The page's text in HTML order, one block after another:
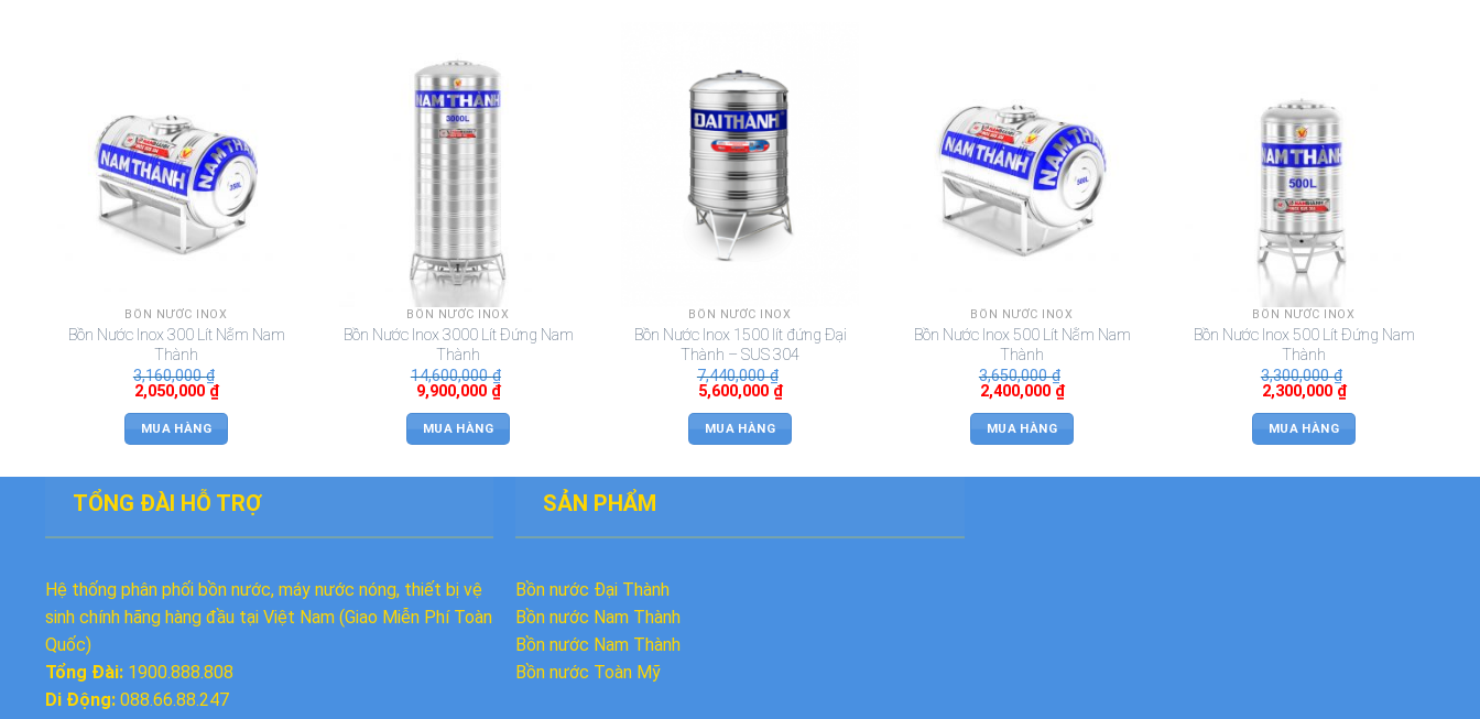
BỒN NƯỚC INOX
Bồn Nước Inox 300 Lít Nằm Nam
Thành
3,160,000₫
2,050,000 ₫
MUA HÀNG
BỒN NƯỚC INOX
Bồn Nước Inox 3000 Lít Đứng Nam
Thành
14,600,000₫
9,900,000 ₫
MUA HÀNG
BỒN NƯỚC INOX
Bồn Nước Inox 1500 lít đứng Đại
Thành – SUS 304
7,440,000₫
5,600,000 ₫
MUA HÀNG
BỒN NƯỚC INOX
Bồn Nước Inox 500 Lít Nằm Nam
Thành
3,650,000₫
2,400,000 ₫
MUA HÀNG
BỒN NƯỚC INOX
Bồn Nước Inox 500 Lít Đứng Nam
Thành
3,300,000₫
2,300,000 ₫
MUA HÀNG
TỔNG ĐÀI HỖ TRỢ
Hệ thống phân phối bồn nước, máy nước nóng, thiết bị vệ
sinh chính hãng hàng đầu tại Việt Nam (Giao Miễn Phí Toàn
Quốc)
Tổng Đài: 1900.888.808
Di Động: 088.66.88.247
SẢN PHẨM
Bồn nước Đại Thành
Bồn nước Nam Thành
Bồn nước Nam Thành
Bồn nước Toàn Mỹ